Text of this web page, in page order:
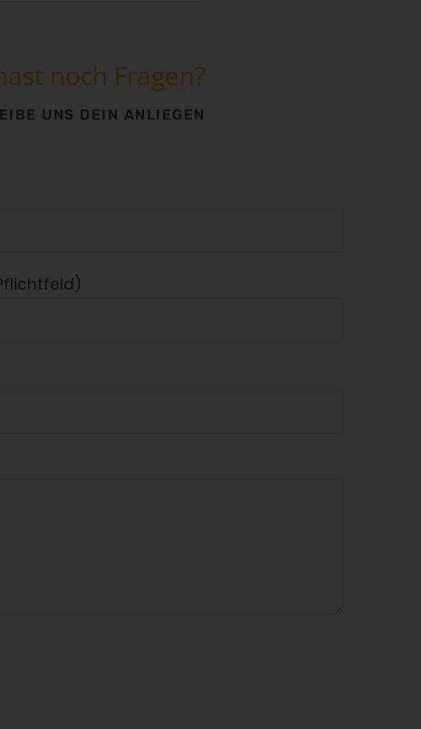
noch Fragen?
UNS DEIN ANLIEGEN